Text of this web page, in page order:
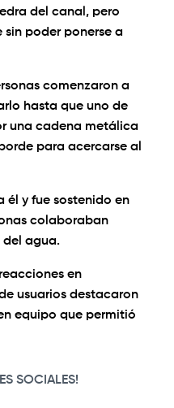
del canal, pero
poder ponerse a
comenzaron a
hasta que uno de
una cadena metálica
para acercarse al
él y fue sostenido en
colaboraban
del agua.
en
usuarios destacaron
equipo que permitió
SOCIALES!